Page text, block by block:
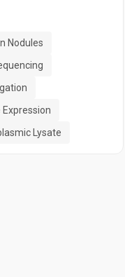
Nodules
Expression
Lysate